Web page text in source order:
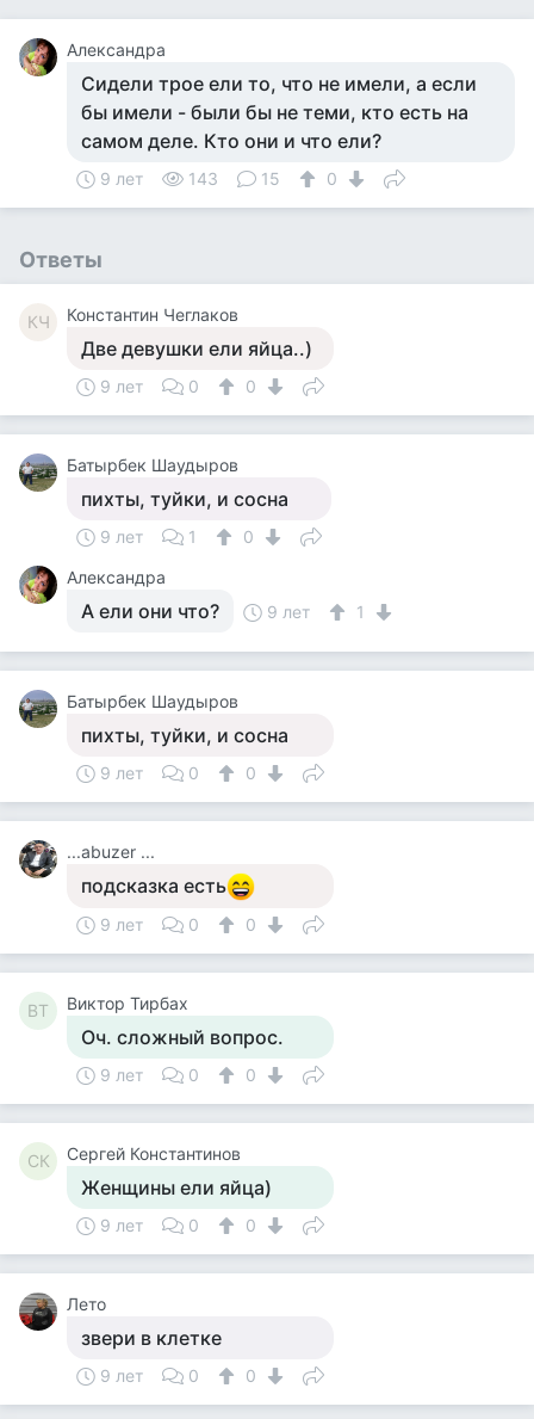
Александра
Сидели трое ели то, что не имели, а если
бы имели - были бы не теми, кто есть на
самом деле. Кто они и что ели?
9 лет 143 15 0
Ответы
КЧ Константин Чеглаков
Две девушки ели яйца..)
9 лет 0 0
Батырбек Шаудыров
пихты, туйки, и сосна
9 лет 1
0
Александра
А ели они что? 9 лет 1
Батырбек Шаудыров
пихты, туйки, и сосна
9 лет 0 0
...abuzer ...
подсказка есть
9 лет 0 0
ВТ Виктор Тирбах
Оч. сложный вопрос.
9 лет 0 0
СК Сергей Константинов
Женщины ели яйца)
9 лет 0 0
Лето
звери в клетке
9 лет 0 0